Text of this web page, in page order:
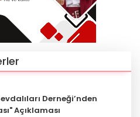
Derneği’nden
Açıklaması